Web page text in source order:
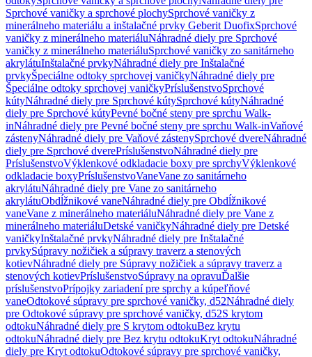
Sprchové vaničky a sprchové plochySprchové vaničky z
minerálneho materiálu a inštalačné prvky Geberit DuofixSprchové
vaničky z minerálneho materiáluNáhradné diely pre Sprchové
vaničky z minerálneho materiáluSprchové vaničky zo sanitárneho
akrylátuInštalačné prvkyNáhradné diely pre Inštalačné
prvkyŠpeciálne odtoky sprchovej vaničkyNáhradné diely pre
Špeciálne odtoky sprchovej vaničkyPríslušenstvoSprchové
kútyNáhradné diely pre Sprchové kútySprchové kútyNáhradné
diely pre Sprchové kútyPevné bočné steny pre sprchu Walk-
inNáhradné diely pre Pevné bočné steny pre sprchu Walk-inVaňové
zástenyNáhradné diely pre Vaňové zástenySprchové dvereNáhradné
diely pre Sprchové dverePríslušenstvoNáhradné diely pre
PríslušenstvoVýklenkové odkladacie boxy pre sprchyVýklenkové
odkladacie boxyPríslušenstvoVaneVane zo sanitárneho
akrylátuNáhradné diely pre Vane zo sanitárneho
akrylátuObdĺžnikové vaneNáhradné diely pre Obdĺžnikové
vaneVane z minerálneho materiáluNáhradné diely pre Vane z
minerálneho materiáluDetské vaničkyNáhradné diely pre Detské
vaničkyInštalačné prvkyNáhradné diely pre Inštalačné
prvkySúpravy nožičiek a súpravy traverz a stenových
kotievNáhradné diely pre Súpravy nožičiek a súpravy traverz a
stenových kotievPríslušenstvoSúpravy na opravuĎalšie
príslušenstvoPrípojky zariadení pre sprchy a kúpeľňové
vaneOdtokové súpravy pre sprchové vaničky, d52Náhradné diely
pre Odtokové súpravy pre sprchové vaničky, d52S krytom
odtokuNáhradné diely pre S krytom odtokuBez krytu
odtokuNáhradné diely pre Bez krytu odtokuKryt odtokuNáhradné
diely pre Kryt odtokuOdtokové súpravy pre sprchové vaničky,